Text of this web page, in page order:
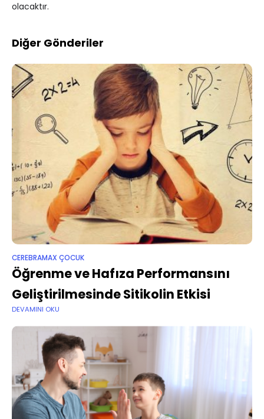
olacaktır.
Diğer Gönderiler
CEREBRAMAX ÇOCUK
Öğrenme ve Hafıza Performansını
Geliştirilmesinde Sitikolin Etkisi
DEVAMINI OKU